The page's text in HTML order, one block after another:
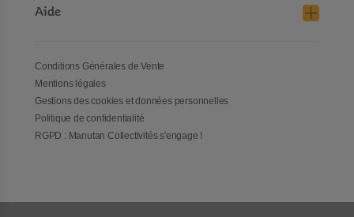
Aide
Conditions Générales de Vente
Mentions légales
Gestions des cookies et données personnelles
Politique de confidentialité
RGPD : Manutan Collectivités s'engage !